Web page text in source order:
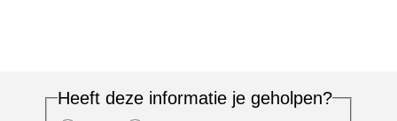
Heeft deze informatie je geholpen?